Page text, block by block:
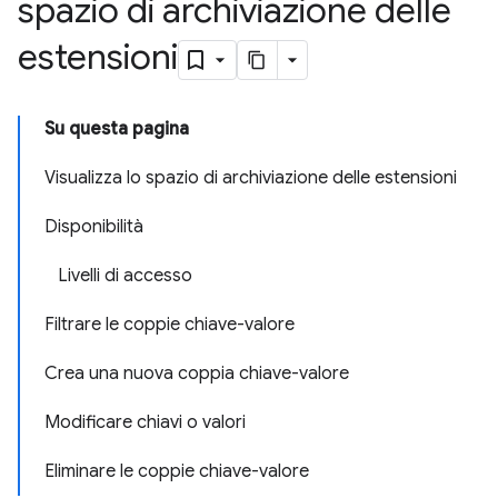
spazio di archiviazione delle
estensioni
Su questa pagina
Visualizza lo spazio di archiviazione delle estensioni
Disponibilità
Livelli di accesso
Filtrare le coppie chiave-valore
Crea una nuova coppia chiave-valore
Modificare chiavi o valori
Eliminare le coppie chiave-valore